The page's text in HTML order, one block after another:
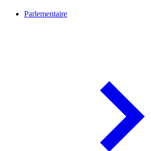
Parlementaire